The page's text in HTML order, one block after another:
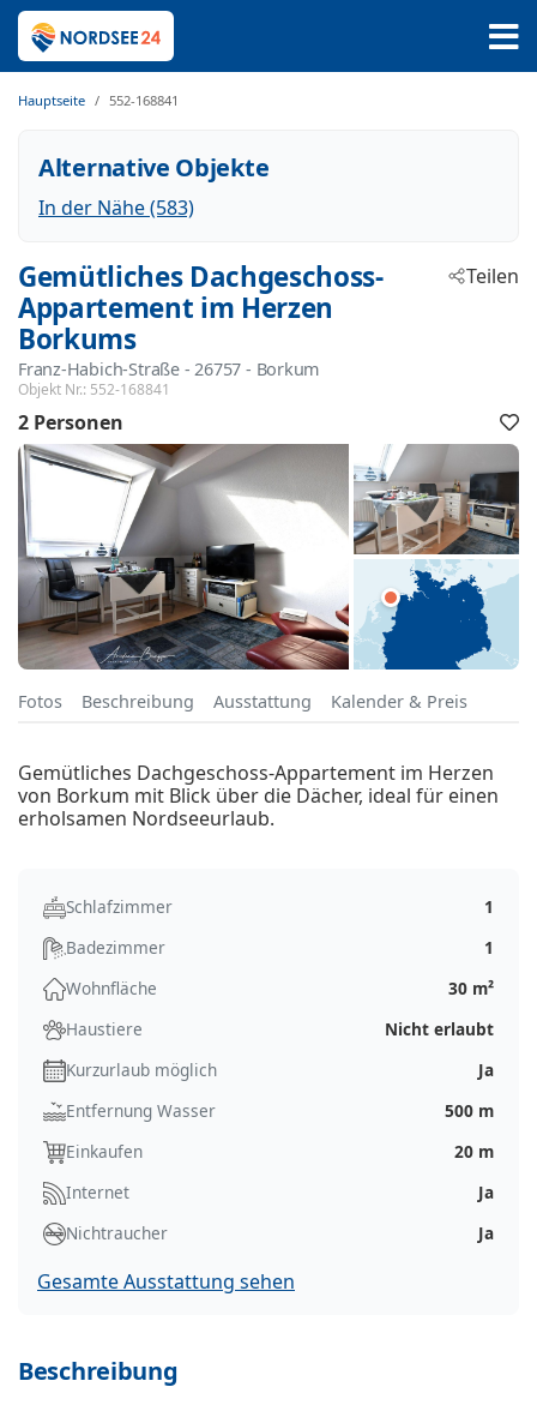
Hauptseite 552-168841
Alternative Objekte
In der Nähe (583)
Gemütliches Dachgeschoss-
Appartement im Herzen
Borkums
Franz-Habich-Straße - 26757 - Borkum
Objekt Nr.: 552-168841
Teilen
2 Personen
Fotos Beschreibung Ausstattung Kalender & Preis
Gemütliches Dachgeschoss-Appartement im Herzen
von Borkum mit Blick über die Dächer, ideal für einen
erholsamen Nordseeurlaub.
Schlafzimmer
1
Badezimmer
1
Wohnfläche
30 m²
Haustiere
Nicht erlaubt
Kurzurlaub möglich
Ja
Entfernung Wasser
500 m
Einkaufen
20 m
Internet
Ja
Nichtraucher
Ja
Gesamte Ausstattung sehen
Beschreibung